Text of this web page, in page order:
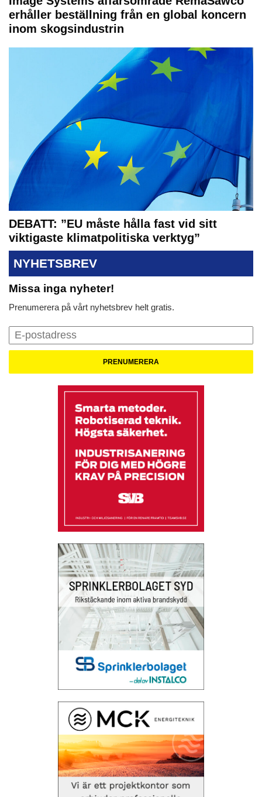
erhåller beställning från en global koncern
inom skogsindustrin
DEBATT: ”EU måste hålla fast vid sitt
viktigaste klimatpolitiska verktyg”
NYHETSBREV
Missa inga nyheter!
Prenumerera på vårt nyhetsbrev helt gratis.